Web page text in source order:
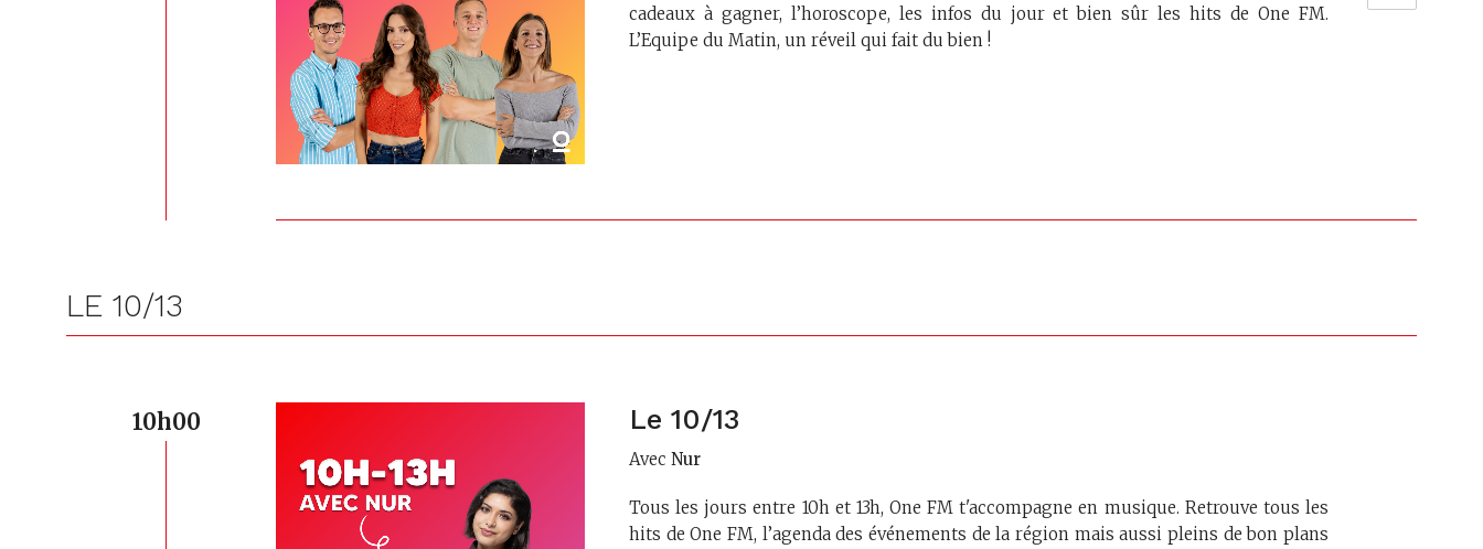
cadeaux à gagner, l’horoscope, les infos du jour et bien sûr les hits de One FM.
L’Equipe du Matin, un réveil qui fait du bien !
LE 10/13
10h00 Le 10/13
Avec Nur
Tous les jours entre 10h et 13h, One FM t'accompagne en musique. Retrouve tous les
hits de One FM, l’agenda des événements de la région mais aussi pleins de bon plans